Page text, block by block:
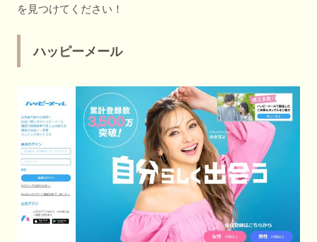
を見つけてください！
ハッピーメール